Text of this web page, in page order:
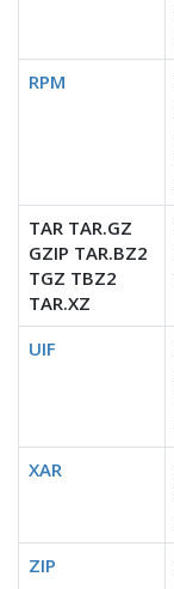
RPM
TAR TAR.GZ
GZIP TAR.BZ2
TGZ TBZ2
TAR.XZ
UIF
XAR
ZIP